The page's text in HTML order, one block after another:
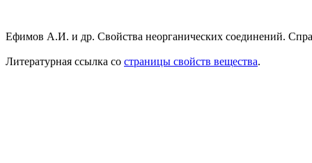
Ефимов А.И. и др. Свойства неорганических соединений.
Литературная ссылка со страницы свойств вещества.